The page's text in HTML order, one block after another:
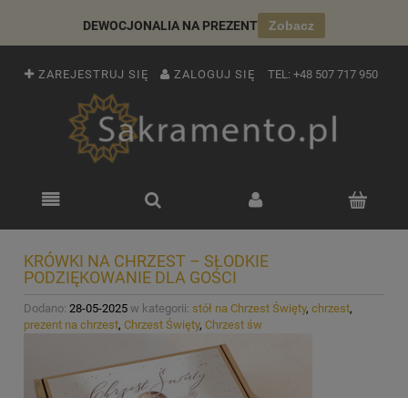
DEWOCJONALIA NA PREZENT Zobacz
ZAREJESTRUJ SIĘ ZALOGUJ SIĘ TEL: +48 507 717 950
KRÓWKI NA CHRZEST – SŁODKIE
PODZIĘKOWANIE DLA GOŚCI
Dodano: 28-05-2025 w kategorii: stół na Chrzest Święty, chrzest,
prezent na chrzest, Chrzest Święty, Chrzest św